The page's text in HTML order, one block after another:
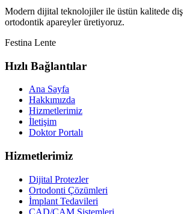
Modern dijital teknolojiler ile üstün kalitede
ortodontik apareyler üretiyoruz.
Festina Lente
Hızlı Bağlantılar
Ana Sayfa
Hakkımızda
Hizmetlerimiz
İletişim
Doktor Portalı
Hizmetlerimiz
Dijital Protezler
Ortodonti Çözümleri
İmplant Tedavileri
CAD/CAM Sistemleri